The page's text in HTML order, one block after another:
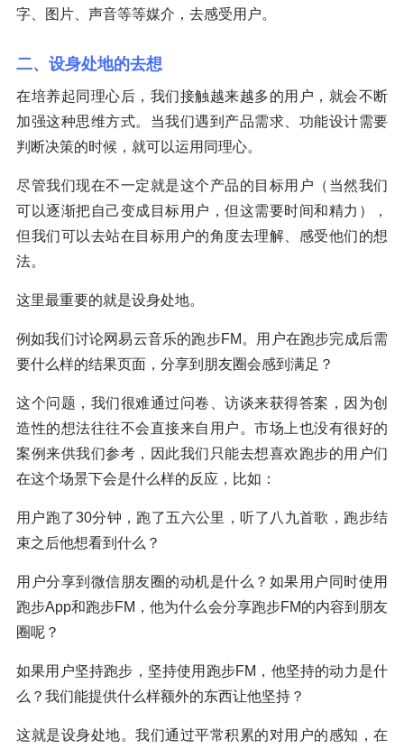
字、图片、声音等等媒介，去感受用户。
二、设身处地的去想
在培养起同理心后，我们接触越来越多的用户，就会不断
加强这种思维方式。当我们遇到产品需求、功能设计需要
判断决策的时候，就可以运用同理心。
尽管我们现在不一定就是这个产品的目标用户（当然我们
可以逐渐把自己变成目标用户，但这需要时间和精力），
但我们可以去站在目标用户的角度去理解、感受他们的想
法。
这里最重要的就是设身处地。
例如我们讨论网易云音乐的跑步FM。用户在跑步完成后需
要什么样的结果页面，分享到朋友圈会感到满足？
这个问题，我们很难通过问卷、访谈来获得答案，因为创
造性的想法往往不会直接来自用户。市场上也没有很好的
案例来供我们参考，因此我们只能去想喜欢跑步的用户们
在这个场景下会是什么样的反应，比如：
用户跑了30分钟，跑了五六公里，听了八九首歌，跑步结
束之后他想看到什么？
用户分享到微信朋友圈的动机是什么？如果用户同时使用
跑步App和跑步FM，他为什么会分享跑步FM的内容到朋友
圈呢？
如果用户坚持跑步，坚持使用跑步FM，他坚持的动力是什
么？我们能提供什么样额外的东西让他坚持？
这就是设身处地。我们通过平常积累的对用户的感知，在